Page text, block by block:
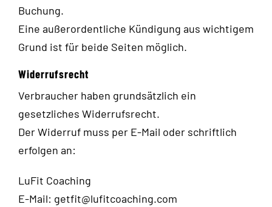
Buchung.
Eine außerordentliche Kündigung aus wichtigem
Grund ist für beide Seiten möglich.
Widerrufsrecht
Verbraucher haben grundsätzlich ein
gesetzliches Widerrufsrecht.
Der Widerruf muss per E-Mail oder schriftlich
erfolgen an:
LuFit Coaching
E-Mail: getfit@lufitcoaching.com